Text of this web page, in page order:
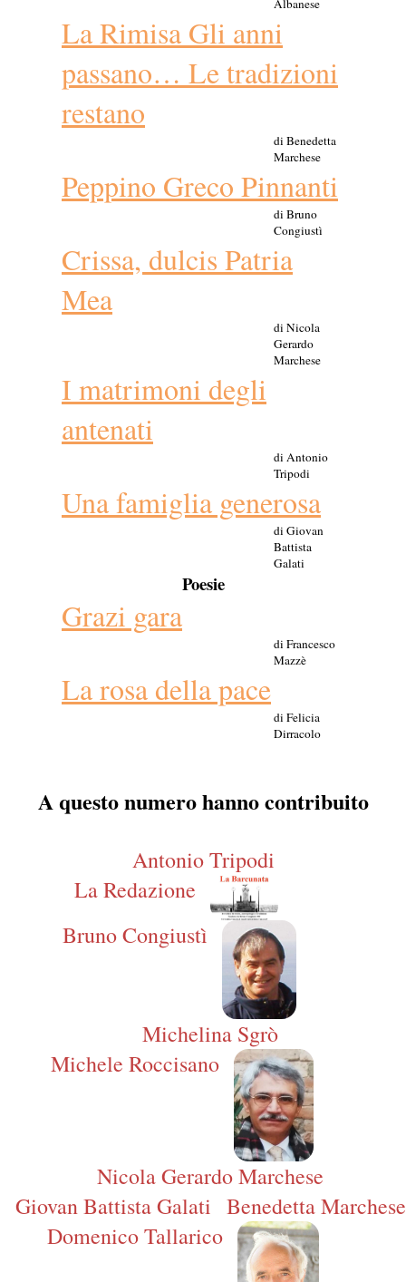
Albanese
La Rimisa Gli anni
passano… Le tradizioni
restano
di Benedetta
Marchese
Peppino Greco Pinnanti
di Bruno
Congiustì
Crissa, dulcis Patria
Mea
di Nicola
Gerardo
Marchese
I matrimoni degli
antenati
di Antonio
Tripodi
Una famiglia generosa
di Giovan
Battista
Galati
Poesie
Grazi gara
di Francesco
Mazzè
La rosa della pace
di Felicia
Dirracolo
A questo numero hanno contribuito
Antonio Tripodi
La Redazione
Bruno Congiustì
Michelina Sgrò
Michele Roccisano
Nicola Gerardo Marchese
Giovan Battista Galati Benedetta Marchese
Domenico Tallarico